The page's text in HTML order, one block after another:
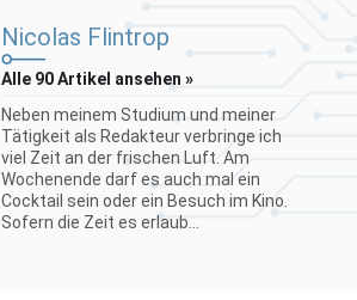
Nicolas Flintrop
Alle 90 Artikel ansehen »
Neben meinem Studium und meiner
Tätigkeit als Redakteur verbringe ich
viel Zeit an der frischen Luft. Am
Wochenende darf es auch mal ein
Cocktail sein oder ein Besuch im Kino.
Sofern die Zeit es erlaub...